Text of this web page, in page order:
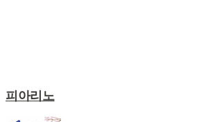
피아리노